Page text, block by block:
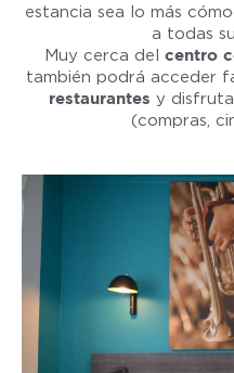
estancia sea lo más
a todas
Muy cerca del centro
también podrá acceder
restaurantes y
(compras,